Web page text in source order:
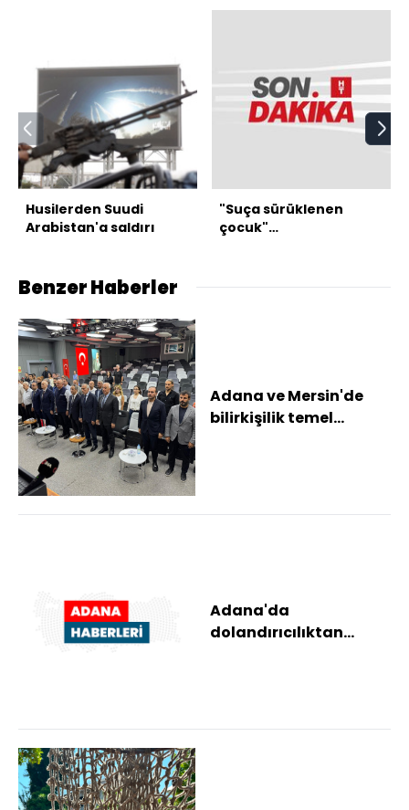
Husilerden Suudi
Arabistan'a saldırı
"Suça sürüklenen
çocuk"
Benzer Haberler
Adana ve Mersin'de
bilirkişilik temel
Adana'da
dolandırıcılıktan